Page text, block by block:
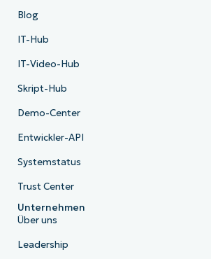
Blog
IT-Hub
IT-Video-Hub
Skript-Hub
Demo-Center
Entwickler-API
Systemstatus
Trust Center
Unternehmen
Über uns
Leadership